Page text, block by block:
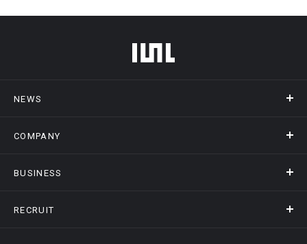
フッターメニュー
NEWS
ニュース
COMPANY
会社概要
BUSINESS
事業情報トップ
RECRUIT